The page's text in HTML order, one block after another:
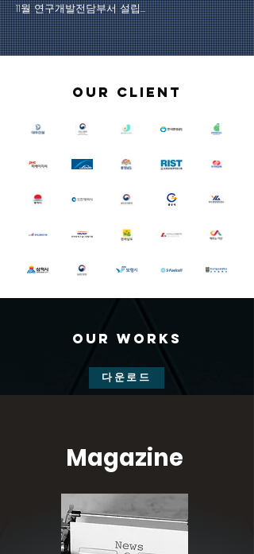
11월 연구개발전담부서 설립
09월 제2회 H2WORLD 개최
05월 유상증자
01월 하이콘, HYCON 상표 등록
2020
04월 수소지식그룹 창립 3주년
2021
04월 본점 이전, 국제회의 기획업 취득
2022
04월 수소지식그룹 창립 5주년
05월 Renewal H2WORLD 2023 개최
03월 컨설팅Lab 과제 용역 50번째 수주 달성
Our Client
Our Works
다운로드
Magazine